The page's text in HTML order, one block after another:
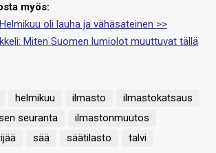
myös:
oli lauha ja vähäsateinen >>
Miten Suomen lumiolot muuttuvat tällä
helmikuu ilmasto
ilmastokatsaus
seuranta
ilmastonmuutos
sää säätilasto talvi